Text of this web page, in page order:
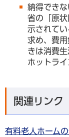
納得でき
省の「原
示されて
求め、費
きは消費
ホットラ
関連リンク
有料老人ホーム